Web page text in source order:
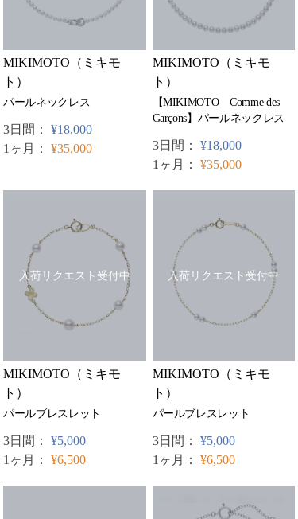
MIKIMOTO（ミキモ
ト）
パールネックレス
3日間： ¥18,000
1ヶ月： ¥35,000
MIKIMOTO（ミキモ
ト）
【MIKIMOTO Comme des
Garçons】パールネックレス
3日間： ¥18,000
1ヶ月： ¥35,000
入荷リクエスト受付中
MIKIMOTO（ミキモ
ト）
パールブレスレット
3日間： ¥5,000
1ヶ月： ¥6,500
入荷リクエスト受付中
MIKIMOTO（ミキモ
ト）
パールブレスレット
3日間： ¥5,000
1ヶ月： ¥6,500